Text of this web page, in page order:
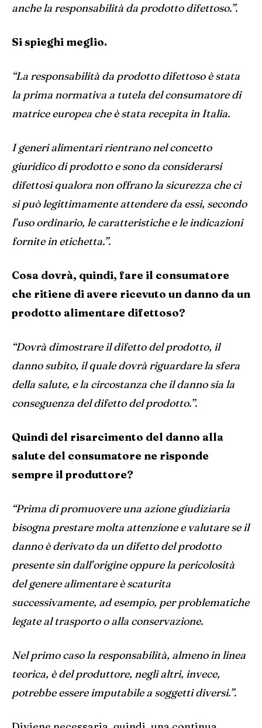
anche la responsabilità da prodotto difettoso.”.
Si spieghi meglio.
“La responsabilità da prodotto difettoso è stata
la prima normativa a tutela del consumatore di
matrice europea che è stata recepita in Italia.
I generi alimentari rientrano nel concetto
giuridico di prodotto e sono da considerarsi
difettosi qualora non offrano la sicurezza che ci
si può legittimamente attendere da essi, secondo
l’uso ordinario, le caratteristiche e le indicazioni
fornite in etichetta.”.
Cosa dovrà, quindi, fare il consumatore
che ritiene di avere ricevuto un danno da un
prodotto alimentare difettoso?
“Dovrà dimostrare il difetto del prodotto, il
danno subito, il quale dovrà riguardare la sfera
della salute, e la circostanza che il danno sia la
conseguenza del difetto del prodotto.”.
Quindi del risarcimento del danno alla
salute del consumatore ne risponde
sempre il produttore?
“Prima di promuovere una azione giudiziaria
bisogna prestare molta attenzione e valutare se il
danno è derivato da un difetto del prodotto
presente sin dall’origine oppure la pericolosità
del genere alimentare è scaturita
successivamente, ad esempio, per problematiche
legate al trasporto o alla conservazione.
Nel primo caso la responsabilità, almeno in linea
teorica, è del produttore, negli altri, invece,
potrebbe essere imputabile a soggetti diversi.”.